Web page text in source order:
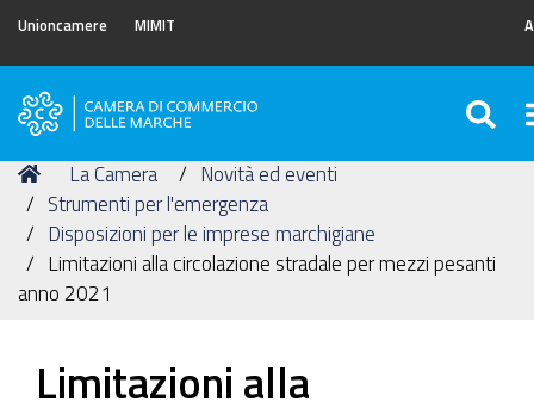
Unioncamere MIMIT
Camera
Commercio
delle
Marche
Tu
sei
qui:
Home
La Camera
Novità ed eventi
Strumenti per l'emergenza
Disposizioni per le imprese marchigiane
Limitazioni alla circolazione stradale per mezzi pesanti
anno 2021
Limitazioni alla